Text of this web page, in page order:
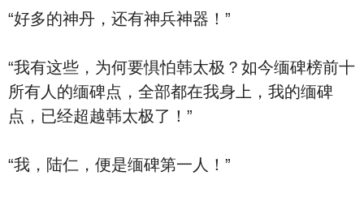
“好多的神丹，还有神兵神器！”
“我有这些，为何要惧怕韩太极？如今缅碑榜前十
所有人的缅碑点，全部都在我身上，我的缅碑
点，已经超越韩太极了！”
“我，陆仁，便是缅碑第一人！”